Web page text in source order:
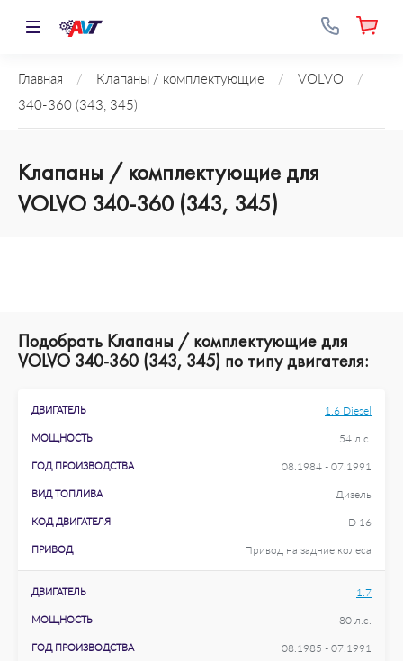
Главная / Клапаны / комплектующие / VOLVO
/
340-360 (343, 345)
Клапаны / комплектующие для
VOLVO 340-360 (343, 345)
Подобрать Клапаны / комплектующие для
VOLVO 340-360 (343, 345) по типу двигателя:
ДВИГАТЕЛЬ 1.6 Diesel
МОЩНОСТЬ 54 л.с.
ГОД ПРОИЗВОДСТВА 08.1984 - 07.1991
ВИД ТОПЛИВА Дизель
КОД ДВИГАТЕЛЯ D 16
ПРИВОД Привод на задние колеса
ДВИГАТЕЛЬ 1.7
МОЩНОСТЬ 80 л.с.
ГОД ПРОИЗВОДСТВА 08.1985 - 07.1991